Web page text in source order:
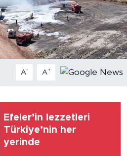
A- A+
Efeler’in lezzetleri
Türkiye’nin her
yerinde